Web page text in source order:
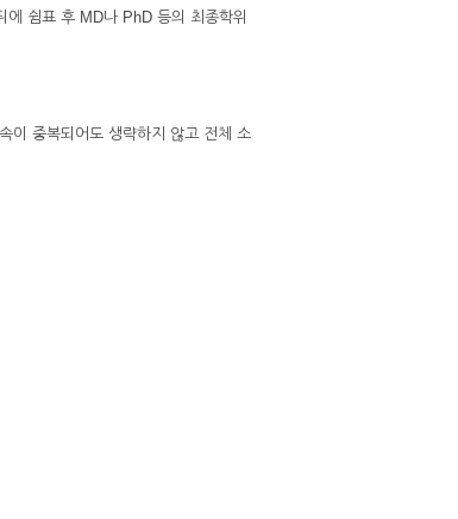
쉼표 후 MD나 PhD 등의 최종학위
이 중복되어도 생략하지 않고 전체 소